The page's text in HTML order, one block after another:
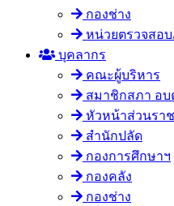
กองช่าง
หน่วยตรวจสอ
บุคลากร
คณะผู้บริหาร
สมาชิกสภา อบ
หัวหน้าส่วนรา
สำนักปลัด
กองการศึกษาฯ
กองคลัง
กองช่าง